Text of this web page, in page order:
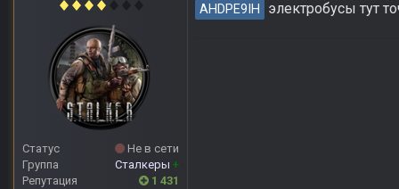
Статус
Не в сети
Группа
Сталкеры +
Репутация
1 431
AHDPE9IH электробусы тут